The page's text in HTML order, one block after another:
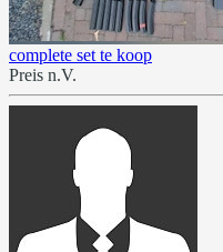
complete set te koop
Preis n.V.